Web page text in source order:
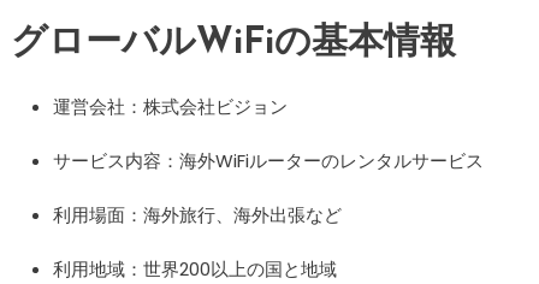
グローバルWiFiの基本情報
運営会社：株式会社ビジョン
サービス内容：海外WiFiルーターのレンタルサービス
利用場面：海外旅行、海外出張など
利用地域：世界200以上の国と地域